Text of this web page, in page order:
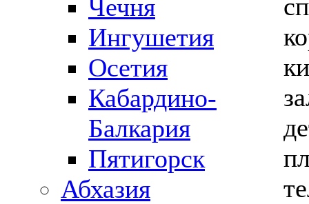
Чечня
Ингушетия
Осетия
Кабардино-
Балкария
Пятигорск
Абхазия